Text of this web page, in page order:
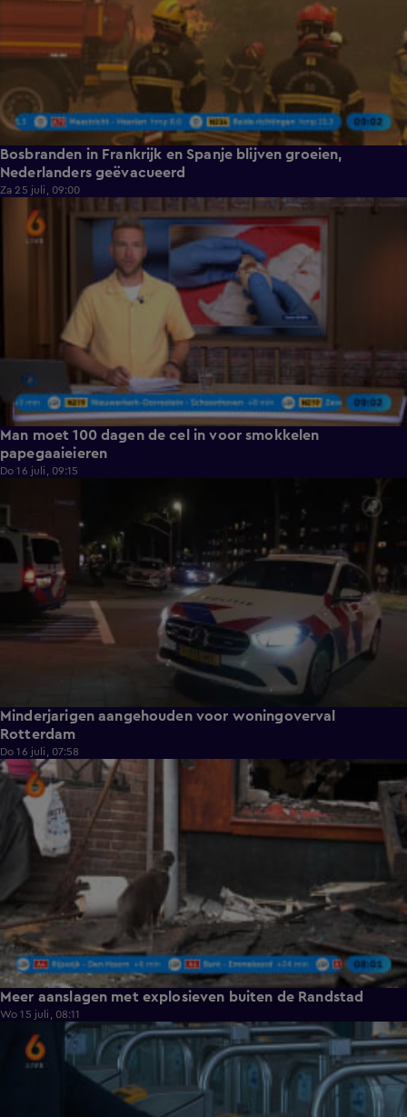
Bosbranden in Frankrijk en Spanje blijven groeien,
Nederlanders geëvacueerd
Za 25 juli, 09:00
Man moet 100 dagen de cel in voor smokkelen
papegaaieieren
Do 16 juli, 09:15
Minderjarigen aangehouden voor woningoverval
Rotterdam
Do 16 juli, 07:58
0:59
Meer aanslagen met explosieven buiten de Randstad
Wo 15 juli, 08:11